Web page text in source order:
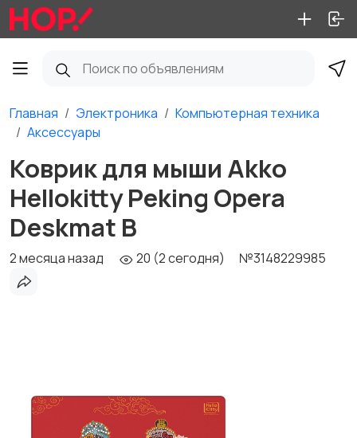
Главная Электроника
Компьютерная техника
Аксессуары
Коврик для мыши Akko
Hellokitty Peking Opera
Deskmat B
2 месяца назад 20 (2 сегодня) №3148229985